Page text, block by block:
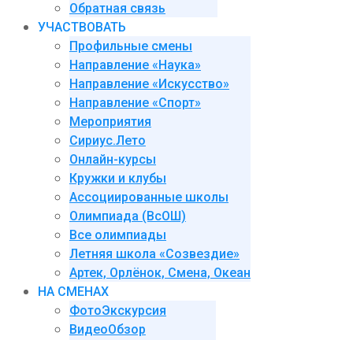
Обратная связь
УЧАСТВОВАТЬ
Профильные смены
Направление «Наука»
Направление «Искусство»
Направление «Спорт»
Мероприятия
Сириус.Лето
Онлайн-курсы
Кружки и клубы
Ассоциированные школы
Олимпиада (ВсОШ)
Все олимпиады
Летняя школа «Созвездие»
Артек, Орлёнок, Смена, Океан
НА СМЕНАХ
ФотоЭкскурсия
ВидеоОбзор